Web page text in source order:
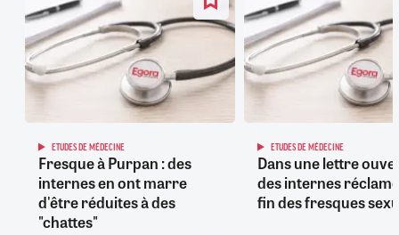
ETUDES DE MÉDECINE
Fresque à Purpan : des
internes en ont marre
d'être réduites à des
"chattes"
ETUDES DE MÉDECINE
Dans une lettre
des internes
fin des fresques